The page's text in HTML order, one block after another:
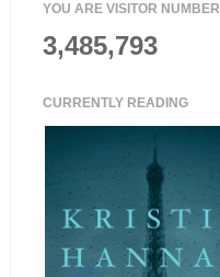
YOU ARE VISITOR NUMBER
3,485,793
CURRENTLY READING